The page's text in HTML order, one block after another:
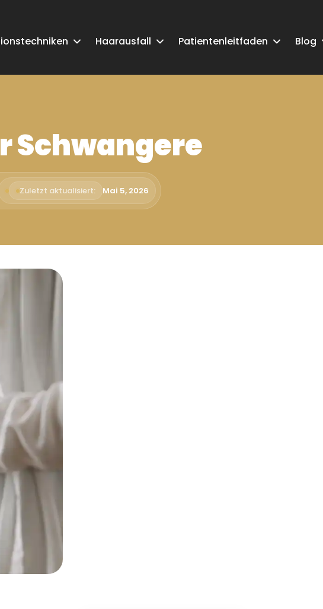
Haarausfall Patientenleitfaden Blog
Schwangere
Zuletzt aktualisiert: Mai 5, 2026